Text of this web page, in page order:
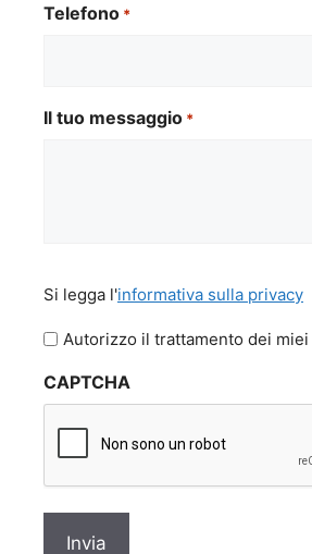
Telefono *
Il tuo messaggio *
legga
l'informativa
privacy
Si legga l'informativa sulla privacy
Autorizzo il trattamento dei
CAPTCHA